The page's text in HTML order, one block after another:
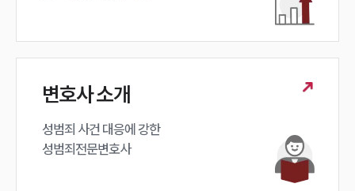
성범죄전문변호사
언론보도
변호사 소개
성범죄 사건 대응에 강한
성범죄전문변호사